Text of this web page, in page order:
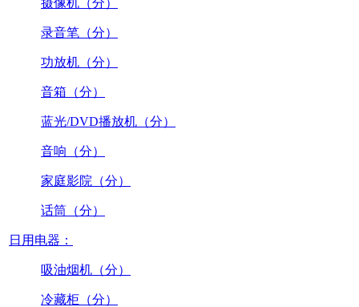
摄像机（分）
录音笔（分）
功放机（分）
音箱（分）
蓝光/DVD播放机（分）
音响（分）
家庭影院（分）
话筒（分）
日用电器：
吸油烟机（分）
冷藏柜（分）